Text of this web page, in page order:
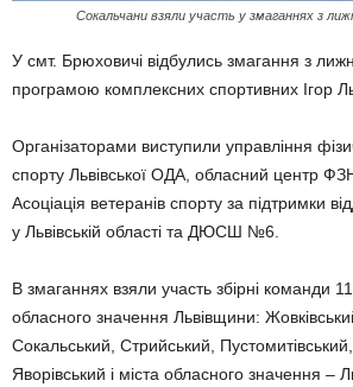
Сокальчани взяли участь у змаганнях з
У смт. Брюховичі відбулись змагання з
програмою комплексних спортивних Ігор
Організаторами виступили управління
спорту Львівської ОДА, обласний центр
Асоціація ветеранів спорту за підтримки
у Львівській області та ДЮСШ №6.
В змаганнях взяли участь збірні команди
обласного значення Львівщини:
Сокальський, Стрийський, Пустомитівський,
Яворівський і міста обласного значення –